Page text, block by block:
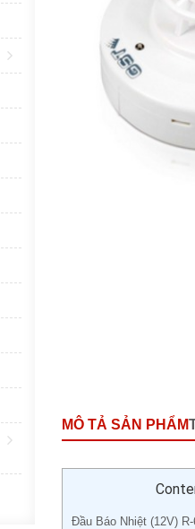
MÔ TẢ SẢN PHẨM
Đầu Báo Nhiệt (12V) R-